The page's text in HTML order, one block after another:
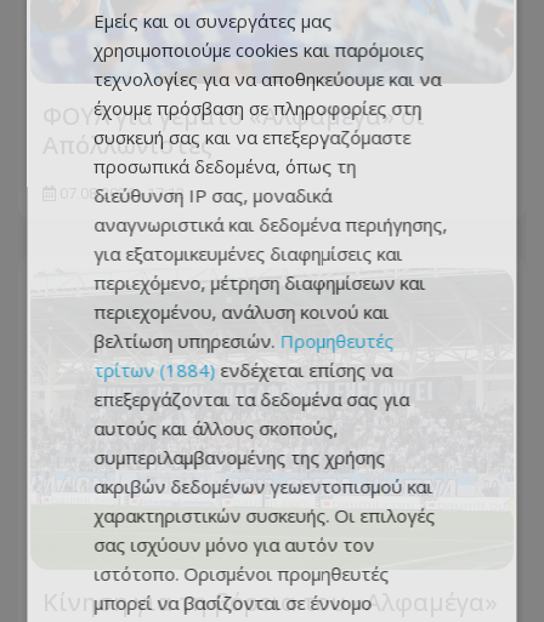
ΦΟΥΛ για γεμάτο «Αλφαμέγα» οι
Απόλλωνίστες
07.08.2026 - 17:12
Κίνηση για τη βόρεια του «Αλφαμέγα»
Εμείς και οι συνεργάτες μας
χρησιμοποιούμε cookies και παρόμοιες
τεχνολογίες για να αποθηκεύουμε και να
έχουμε πρόσβαση σε πληροφορίες στη
συσκευή σας και να επεξεργαζόμαστε
προσωπικά δεδομένα, όπως τη
διεύθυνση IP σας, μοναδικά
αναγνωριστικά και δεδομένα περιήγησης,
για εξατομικευμένες διαφημίσεις και
περιεχόμενο, μέτρηση διαφημίσεων και
περιεχομένου, ανάλυση κοινού και
βελτίωση υπηρεσιών. Προμηθευτές
τρίτων (1884) ενδέχεται επίσης να
επεξεργάζονται τα δεδομένα σας για
αυτούς και άλλους σκοπούς,
συμπεριλαμβανομένης της χρήσης
ακριβών δεδομένων γεωεντοπισμού και
χαρακτηριστικών συσκευής. Οι επιλογές
σας ισχύουν μόνο για αυτόν τον
ιστότοπο. Ορισμένοι προμηθευτές
μπορεί να βασίζονται σε έννομο